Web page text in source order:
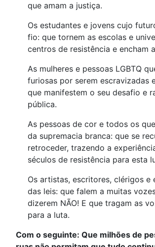
que amam a justiça.
Os estudantes e jovens cujo
fio: que tornem as escolas e
centros de resistência e encham
As mulheres e pessoas LGBTQ
furiosas por serem escravizadas
que manifestem o seu desafio e
pública.
As pessoas de cor e todos os
da supremacia branca: que se
retroceder, trazendo a
séculos de resistência para esta
Os artistas, escritores, clérigos e
das leis: que falem a muitas
dizerem NÃO! E que tragam as
para a luta.
Com o seguinte: Que milhões de